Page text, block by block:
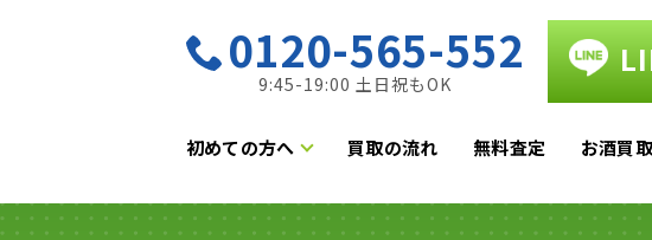
0120-565-552
9:45-19:00 土日祝もOK
初めての方へ 買取の流れ 無料査定 お酒買